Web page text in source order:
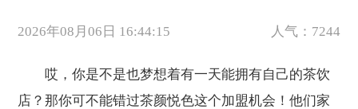
2026年08月06日 16:44:15 人气：7244
哎，你是不是也梦想着有一天能拥有自己的茶饮
店？那你可不能错过茶颜悦色这个加盟机会！他们家